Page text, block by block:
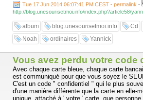
Tue 17 Jun 2014 06:07:41 PM CEST - permalink -
http://blog.unesourisetmoi.info/index.php?article58/
album blog.unesourisetmoi.info Cd
Noah
ordinaires Yannick
Vous avez perdu votre code
Avec chaque carte bleue, chaque carte
est communiqué pour que vous soyez le
C'est un code " confidentiel " qui le plus
d'une manière différente que la carte en elle-
unique, attaché à ' votre ' carte, que